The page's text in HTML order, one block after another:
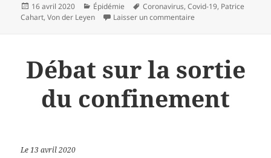
Publié
le
16 avril 2020 Catégories
Épidémie
Mots-
clés
Coronavirus,Covid-19, Patrice
Cahart,Von der Leyen Laisser un commentaire
Débat sur la sortie
du confinement
Le 13 avril 2020